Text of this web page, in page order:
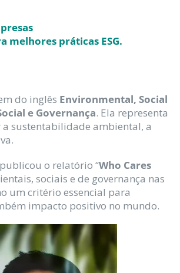
melhores práticas ESG.
do inglês Environmental, Social
e Governança. Ela representa
sustentabilidade ambiental, a
o relatório “Who Cares
sociais e de governança nas
um critério essencial para
impacto positivo no mundo.